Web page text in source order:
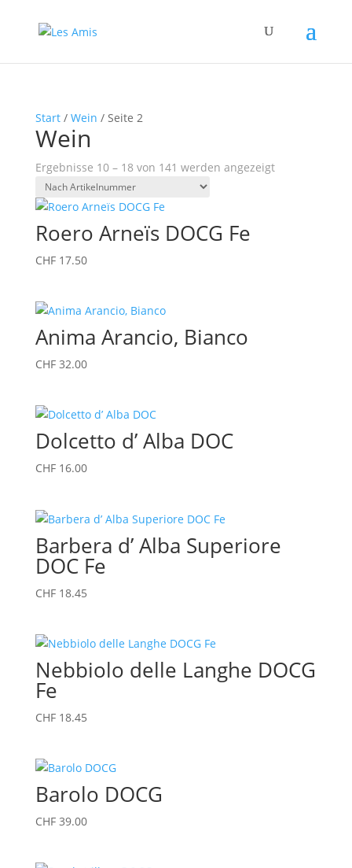
Start/ Wein / Seite 2
Wein
Ergebnisse 10 – 18 von 141 werden angezeigt
Roero Arneïs DOCG Fe
CHF17.50
Anima Arancio, Bianco
CHF32.00
Dolcetto d’ Alba DOC
CHF16.00
Barbera d’ Alba Superiore
DOC Fe
CHF18.45
Nebbiolo delle Langhe DOCG
Fe
CHF18.45
Barolo DOCG
CHF39.00